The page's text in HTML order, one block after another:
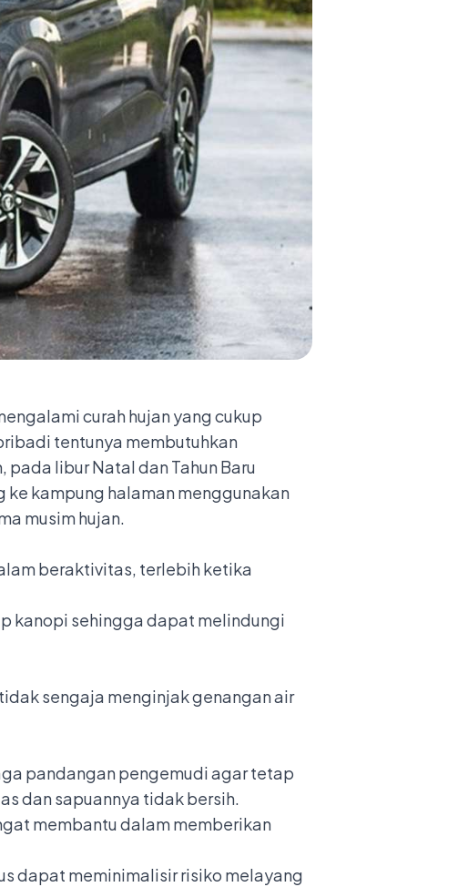
curah hujan yang cukup
tentunya membutuhkan
libur Natal dan Tahun Baru
kampung halaman menggunakan
musim hujan.
beraktivitas, terlebih ketika
kanopi sehingga dapat melindungi
sengaja menginjak genangan air
pandangan pengemudi agar tetap
dan sapuannya tidak bersih.
membantu dalam memberikan
dapat meminimalisir risiko melayang